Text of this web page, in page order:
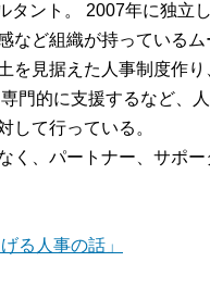
タント。 2007年に独立
など組織が持っている
を見据えた人事制度作
門的に支援するなど、
して行っている。
く、パートナー、サポ
る人事の話」